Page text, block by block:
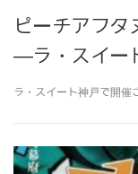
ピーチアフタ
―ラ・スイー
ラ・スイート神戸で開催